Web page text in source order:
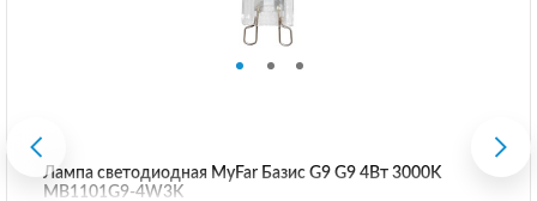
Лампа светодиодная MyFar Базис G9 G9 4Вт 3000K
MB1101G9-4W3K